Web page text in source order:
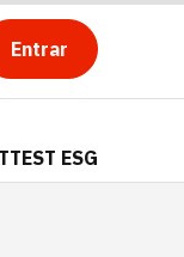
Entrar
ESG